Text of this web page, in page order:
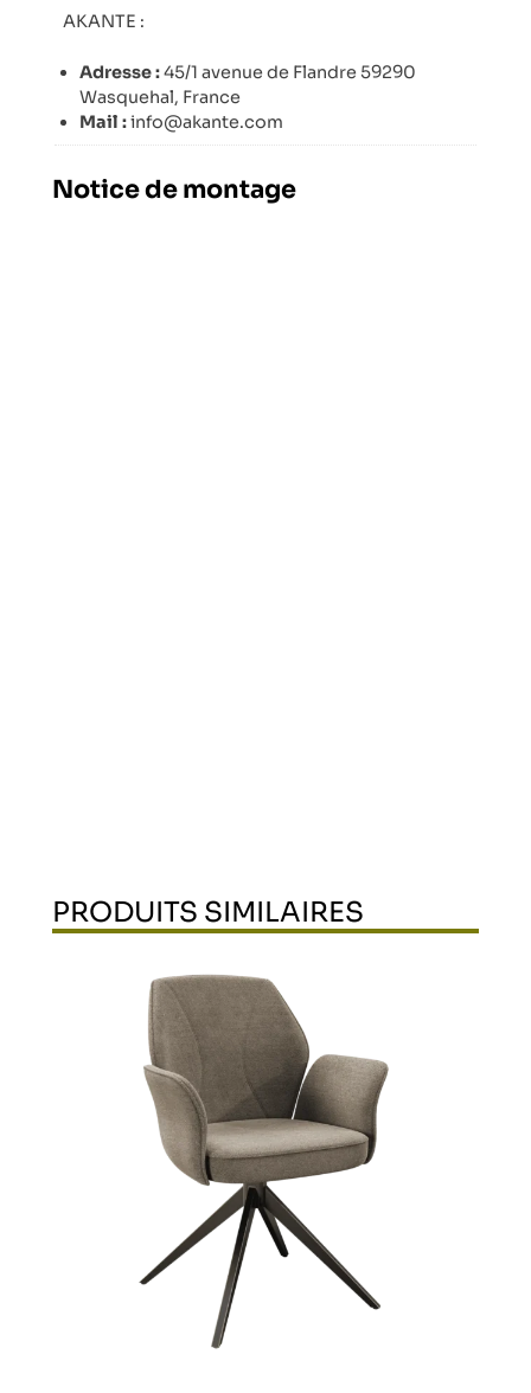
AKANTE :
Adresse :45/1 avenue de Flandre 59290
Wasquehal, France
Mail :info@akante.com
Notice de montage
PRODUITS SIMILAIRES